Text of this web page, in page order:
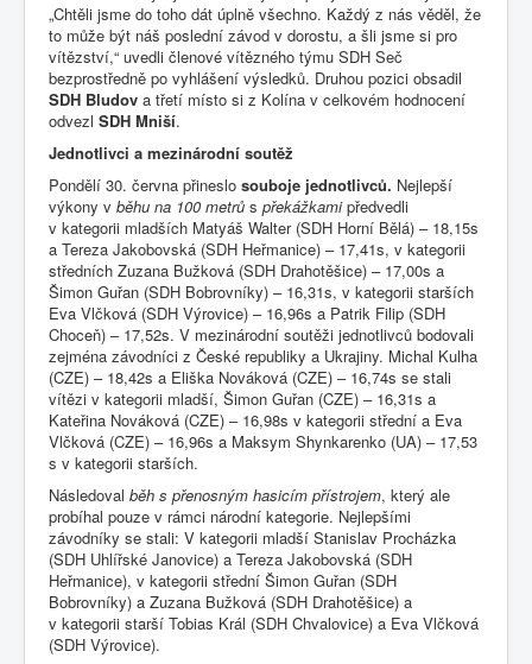
„Chtěli jsme do toho dát úplně všechno. Každý z nás věděl, že
to může být náš poslední závod v dorostu, a šli jsme si pro
vítězství,“ uvedli členové vítězného týmu SDH Seč
bezprostředně po vyhlášení výsledků. Druhou pozici obsadil
SDH Bludov a třetí místo si z Kolína v celkovém hodnocení
odvezl SDH Mniší.
Jednotlivci a mezinárodní soutěž
Pondělí 30. června přineslo souboje jednotlivců. Nejlepší
výkony v běhu na 100 metrů s překážkamipředvedli
v kategorii mladších Matyáš Walter (SDH Horní Bělá) – 18,15s
a Tereza Jakobovská (SDH Heřmanice) – 17,41s, v kategorii
středních Zuzana Bužková (SDH Drahotěšice) – 17,00s a
Šimon Guřan (SDH Bobrovníky) – 16,31s, v kategorii starších
Eva Vlčková (SDH Výrovice) – 16,96s a Patrik Filip (SDH
Choceň) – 17,52s. V mezinárodní soutěži jednotlivců bodovali
zejména závodníci z České republiky a Ukrajiny. Michal Kulha
(CZE) – 18,42s a Eliška Nováková (CZE) – 16,74s se stali
vítězi v kategorii mladší, Šimon Guřan (CZE) – 16,31s a
Kateřina Nováková (CZE) – 16,98s v kategorii střední a Eva
Vlčková (CZE) – 16,96s a Maksym Shynkarenko (UA) – 17,53
s v kategorii starších.
Následoval běh s přenosným hasicím přístrojem, který ale
probíhal pouze v rámci národní kategorie. Nejlepšími
závodníky se stali: V kategorii mladší Stanislav Procházka
(SDH Uhlířské Janovice) a Tereza Jakobovská (SDH
Heřmanice), v kategorii střední Šimon Guřan (SDH
Bobrovníky) a Zuzana Bužková (SDH Drahotěšice) a
v kategorii starší Tobias Král (SDH Chvalovice) a Eva Vlčková
(SDH Výrovice).